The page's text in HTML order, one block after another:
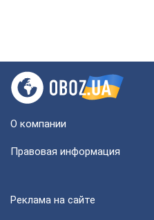
О компании
Правовая информация
Реклама на сайте